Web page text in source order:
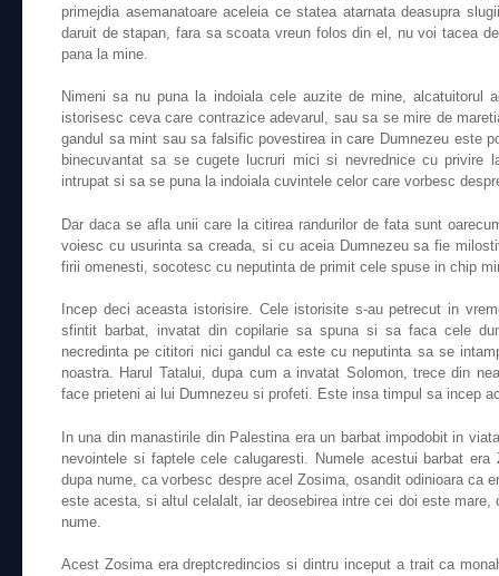
primejdia asemanatoare aceleia ce statea atarnata deasupra
daruit de stapan, fara sa scoata vreun folos din el, nu voi tacea
pana la mine.
Nimeni sa nu puna la indoiala cele auzite de mine, alcatuitorul
istorisesc ceva care contrazice adevarul, sau sa se mire de
gandul sa mint sau sa falsific povestirea in care Dumnezeu este
binecuvantat sa se cugete lucruri mici si nevrednice cu privire
intrupat si sa se puna la indoiala cuvintele celor care vorbesc
Dar daca se afla unii care la citirea randurilor de fata sunt
voiesc cu usurinta sa creada, si cu aceia Dumnezeu sa fie
firii omenesti, socotesc cu neputinta de primit cele spuse in chip
Incep deci aceasta istorisire. Cele istorisite s-au petrecut in
sfintit barbat, invatat din copilarie sa spuna si sa faca cele
necredinta pe cititori nici gandul ca este cu neputinta sa se
noastra. Harul Tatalui, dupa cum a invatat Solomon, trece din
face prieteni ai lui Dumnezeu si profeti. Este insa timpul sa incep
In una din manastirile din Palestina era un barbat impodobit in
nevointele si faptele cele calugaresti. Numele acestui barbat
dupa nume, ca vorbesc despre acel Zosima, osandit odinioara ca
este acesta, si altul celalalt, iar deosebirea intre cei doi este mare,
nume.
Acest Zosima era dreptcredincios si dintru inceput a trait ca